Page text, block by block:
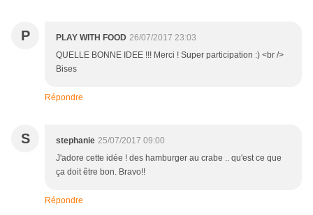
P PLAY WITH FOOD 26/07/2017 23:03
QUELLE BONNE IDEE !!! Merci ! Super participation :) <br />
Bises
Répondre
S stephanie 25/07/2017 09:00
J'adore cette idée ! des hamburger au crabe .. qu'est ce que
ça doit être bon. Bravo!!
Répondre